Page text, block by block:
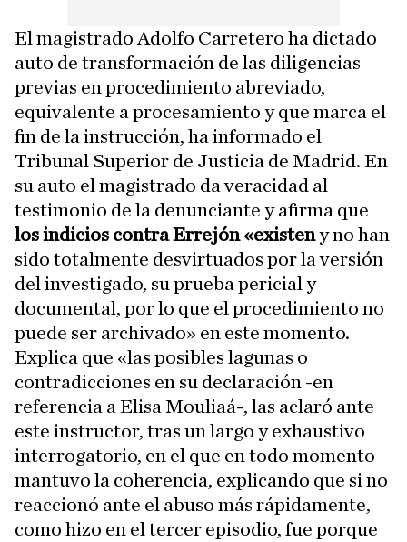
El magistrado Adolfo Carretero ha dictado
auto de transformación de las diligencias
previas en procedimiento abreviado,
equivalente a procesamiento y que marca el
fin de la instrucción, ha informado el
Tribunal Superior de Justicia de Madrid. En
su auto el magistrado da veracidad al
testimonio de la denunciante y afirma que
los indicios contra Errejón «existeny no han
sido totalmente desvirtuados por la versión
del investigado, su prueba pericial y
documental, por lo que el procedimiento no
puede ser archivado» en este momento.
Explica que «las posibles lagunas o
contradicciones en su declaración -en
referencia a Elisa Mouliaá-, las aclaró ante
este instructor, tras un largo y exhaustivo
interrogatorio, en el que en todo momento
mantuvo la coherencia, explicando que si no
reaccionó ante el abuso más rápidamente,
como hizo en el tercer episodio, fue porque